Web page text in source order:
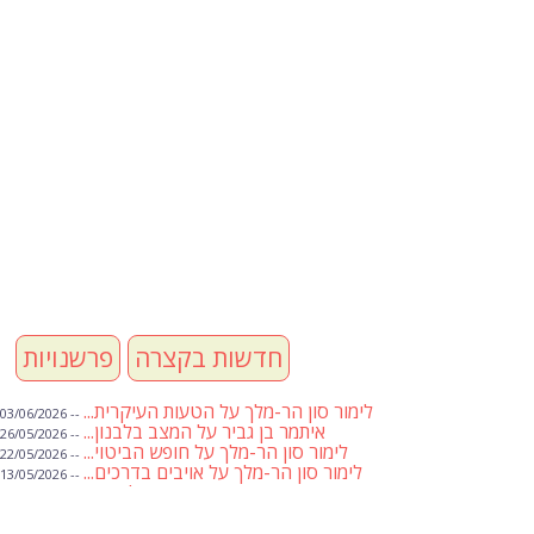
פרשנויות חדשות בקצרה
לימור סון הר-מלך על הטעות העיקרית... -- 03/06/2026
איתמר בן גביר על המצב בלבנון... -- 26/05/2026
לימור סון הר-מלך על חופש הביטוי... -- 22/05/2026
לימור סון הר-מלך על אויבים בדרכים... -- 13/05/2026
שבועת אמונים לדעאש